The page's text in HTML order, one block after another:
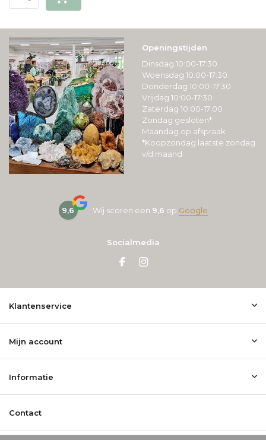
Openingstijden
Dinsdag 10:00-17:30
Woensdag 10:00-17:30
Donderdag 10:00-17:30
Vrijdag 10:00-17:30
Zaterdag 10:00-17:00
Zondag gesloten*
Maandag op afspraak
*Koopzondag laatste zondag
v/d maand
9,6 Wij scoren een 9,6 op Google
Socialmedia
Klantenservice
Mijn account
Informatie
Contact